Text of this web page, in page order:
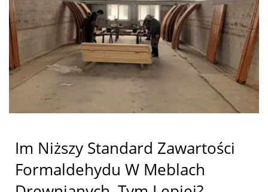
Im Niższy Standard Zawartości
Formaldehydu W Meblach